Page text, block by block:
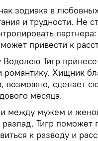
зодиака в
и трудности. Не
партнера:
привести к
Тигр
романтику. Хищник
возможно, сделает
месяца.
между мужем и
Тигр поможет
к разводу и